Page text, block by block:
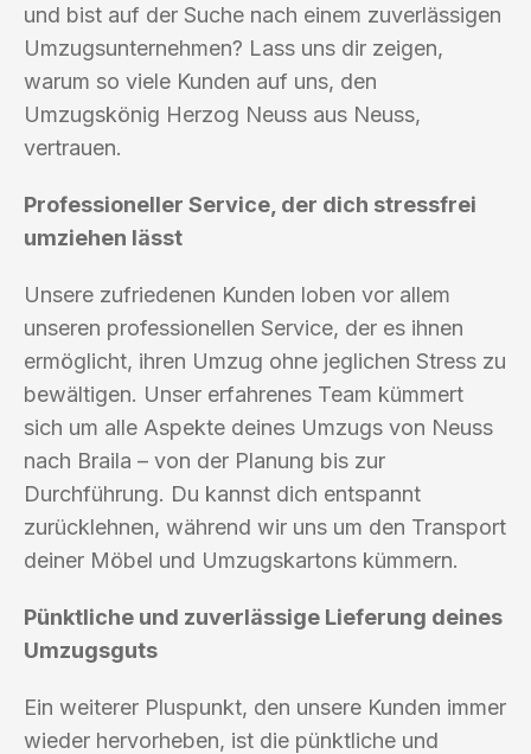
und bist auf der Suche nach einem zuverlässigen
Umzugsunternehmen? Lass uns dir zeigen,
warum so viele Kunden auf uns, den
Umzugskönig Herzog Neuss aus Neuss,
vertrauen.
Professioneller Service, der dich stressfrei
umziehen lässt
Unsere zufriedenen Kunden loben vor allem
unseren professionellen Service, der es ihnen
ermöglicht, ihren Umzug ohne jeglichen Stress zu
bewältigen. Unser erfahrenes Team kümmert
sich um alle Aspekte deines Umzugs von Neuss
nach Braila – von der Planung bis zur
Durchführung. Du kannst dich entspannt
zurücklehnen, während wir uns um den Transport
deiner Möbel und Umzugskartons kümmern.
Pünktliche und zuverlässige Lieferung deines
Umzugsguts
Ein weiterer Pluspunkt, den unsere Kunden immer
wieder hervorheben, ist die pünktliche und